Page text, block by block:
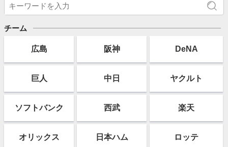
チーム
広島 阪神 DeNA
巨人 中日 ヤクルト
ソフト バンク 西武 楽天
オリックス 日本ハム ロッテ